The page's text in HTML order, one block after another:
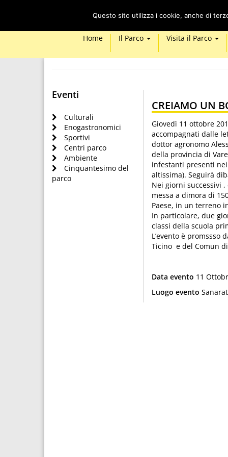
Home Il Parco Visita il Parco
Eventi
Culturali
Enogastronomici
Sportivi
Centri parco
Ambiente
Cinquantesimo del
parco
CREIAMO UN
Giovedì 11 ottobre
accompagnati dalle
dottor agronomo
della provincia di
infestanti presenti
altissima). Seguirà
Nei giorni successivi
messa a dimora di
Paese, in un terreno
In particolare, due
classi della scuola
L’evento è promssso
Ticino e del Comun
Data evento 11
Luogo evento
Questo sito utilizza i cookie, anche di